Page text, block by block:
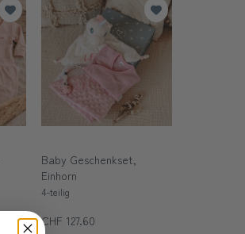
Baby Geschenkset,
Einhorn
4-teilig
CHF 127.60